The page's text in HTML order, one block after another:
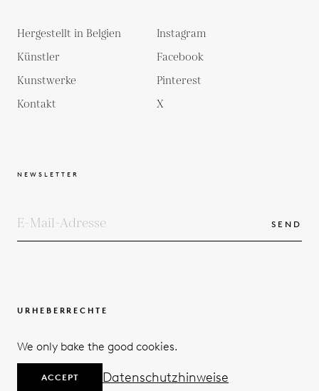
Hergestellt in Belgien
Künstler
Kunstwerke
Kontakt
Instagram
Facebook
Pinterest
X
NEWSLETTER
SEND
URHEBERRECHTE
We only bake the good cookies.
ACCEPT Datenschutzhinweise